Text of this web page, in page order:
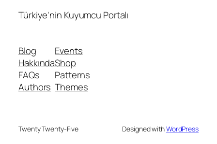
Türkiye'nin Kuyumcu Portalı
Blog
Hakkında
FAQs
Authors
Events
Shop
Patterns
Themes
Twenty Twenty-Five Designed withWordPress